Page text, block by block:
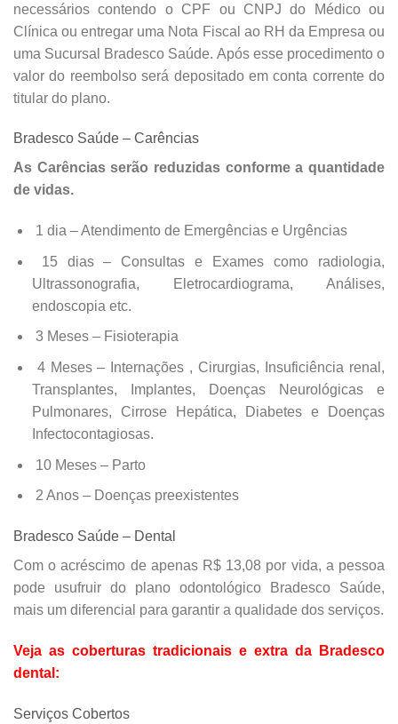
necessários contendo o CPF ou CNPJ do Médico ou
Clínica ou entregar uma Nota Fiscal ao RH da Empresa ou
uma Sucursal Bradesco Saúde. Após esse procedimento o
valor do reembolso será depositado em conta corrente do
titular do plano.
Bradesco Saúde – Carências
As Carências serão reduzidas conforme a quantidade
de vidas.
1 dia – Atendimento de Emergências e Urgências
15 dias – Consultas e Exames como radiologia,
Ultrassonografia, Eletrocardiograma, Análises,
endoscopia etc.
3 Meses – Fisioterapia
4 Meses – Internações , Cirurgias, Insuficiência renal,
Transplantes, Implantes, Doenças Neurológicas e
Pulmonares, Cirrose Hepática, Diabetes e Doenças
Infectocontagiosas.
10 Meses – Parto
2 Anos – Doenças preexistentes
Bradesco Saúde – Dental
Com o acréscimo de apenas R$ 13,08 por vida, a pessoa
pode usufruir do plano odontológico Bradesco Saúde,
mais um diferencial para garantir a qualidade dos serviços.
Veja as coberturas tradicionais e extra da Bradesco
dental:
Serviços Cobertos